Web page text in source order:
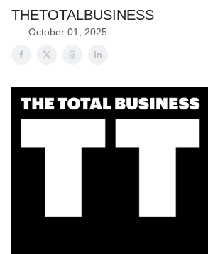
THETOTALBUSINESS
October 01, 2025